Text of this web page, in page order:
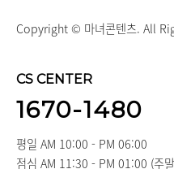
Copyright © 마녀콘텐츠. All
CS CENTER
1670-1480
평일 AM 10:00 - PM 06:00
점심 AM 11:30 - PM 01:00 (주